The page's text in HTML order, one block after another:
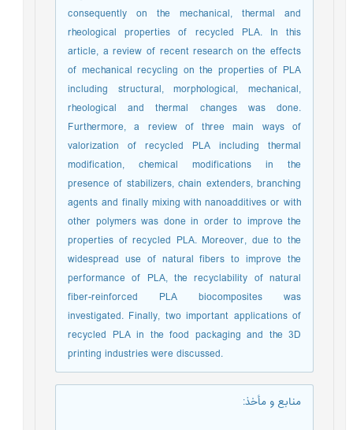
consequently on the mechanical, thermal and
rheological properties of recycled PLA. In this
article, a review of recent research on the effects
of mechanical recycling on the properties of PLA
including structural, morphological, mechanical,
rheological and thermal changes was done.
Furthermore, a review of three main ways of
valorization of recycled PLA including thermal
modification, chemical modifications in the
presence of stabilizers, chain extenders, branching
agents and finally mixing with nanoadditives or with
other polymers was done in order to improve the
properties of recycled PLA. Moreover, due to the
widespread use of natural fibers to improve the
performance of PLA, the recyclability of natural
fiber-reinforced PLA biocomposites was
investigated. Finally, two important applications of
recycled PLA in the food packaging and the 3D
printing industries were discussed.
منابع و مأخذ: